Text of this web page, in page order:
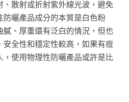
、散射或折射紫外線光波，避免
防曬產品成分的本質是白色粉
、厚重還有泛白的情況，但也
安全性和穩定性較高，如果有痘
，使用物理性防曬產品或許是比